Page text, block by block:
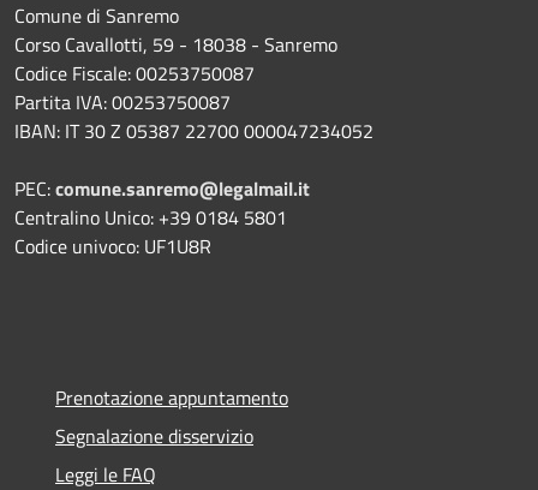
Comune di Sanremo
Corso Cavallotti, 59 - 18038 - Sanremo
Codice Fiscale: 00253750087
Partita IVA: 00253750087
IBAN: IT 30 Z 05387 22700 000047234052
PEC:comune.sanremo@legalmail.it
Centralino Unico: +39 0184 5801
Codice univoco: UF1U8R
Prenotazione appuntamento
Segnalazione disservizio
Leggi le FAQ